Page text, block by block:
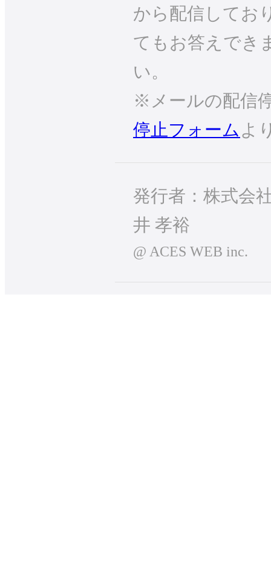
から配信してお
てもお答えでき
い。
※メールの配信
停止フォーム よ
発行者：株式会
井 孝裕
@ ACES WEB inc.